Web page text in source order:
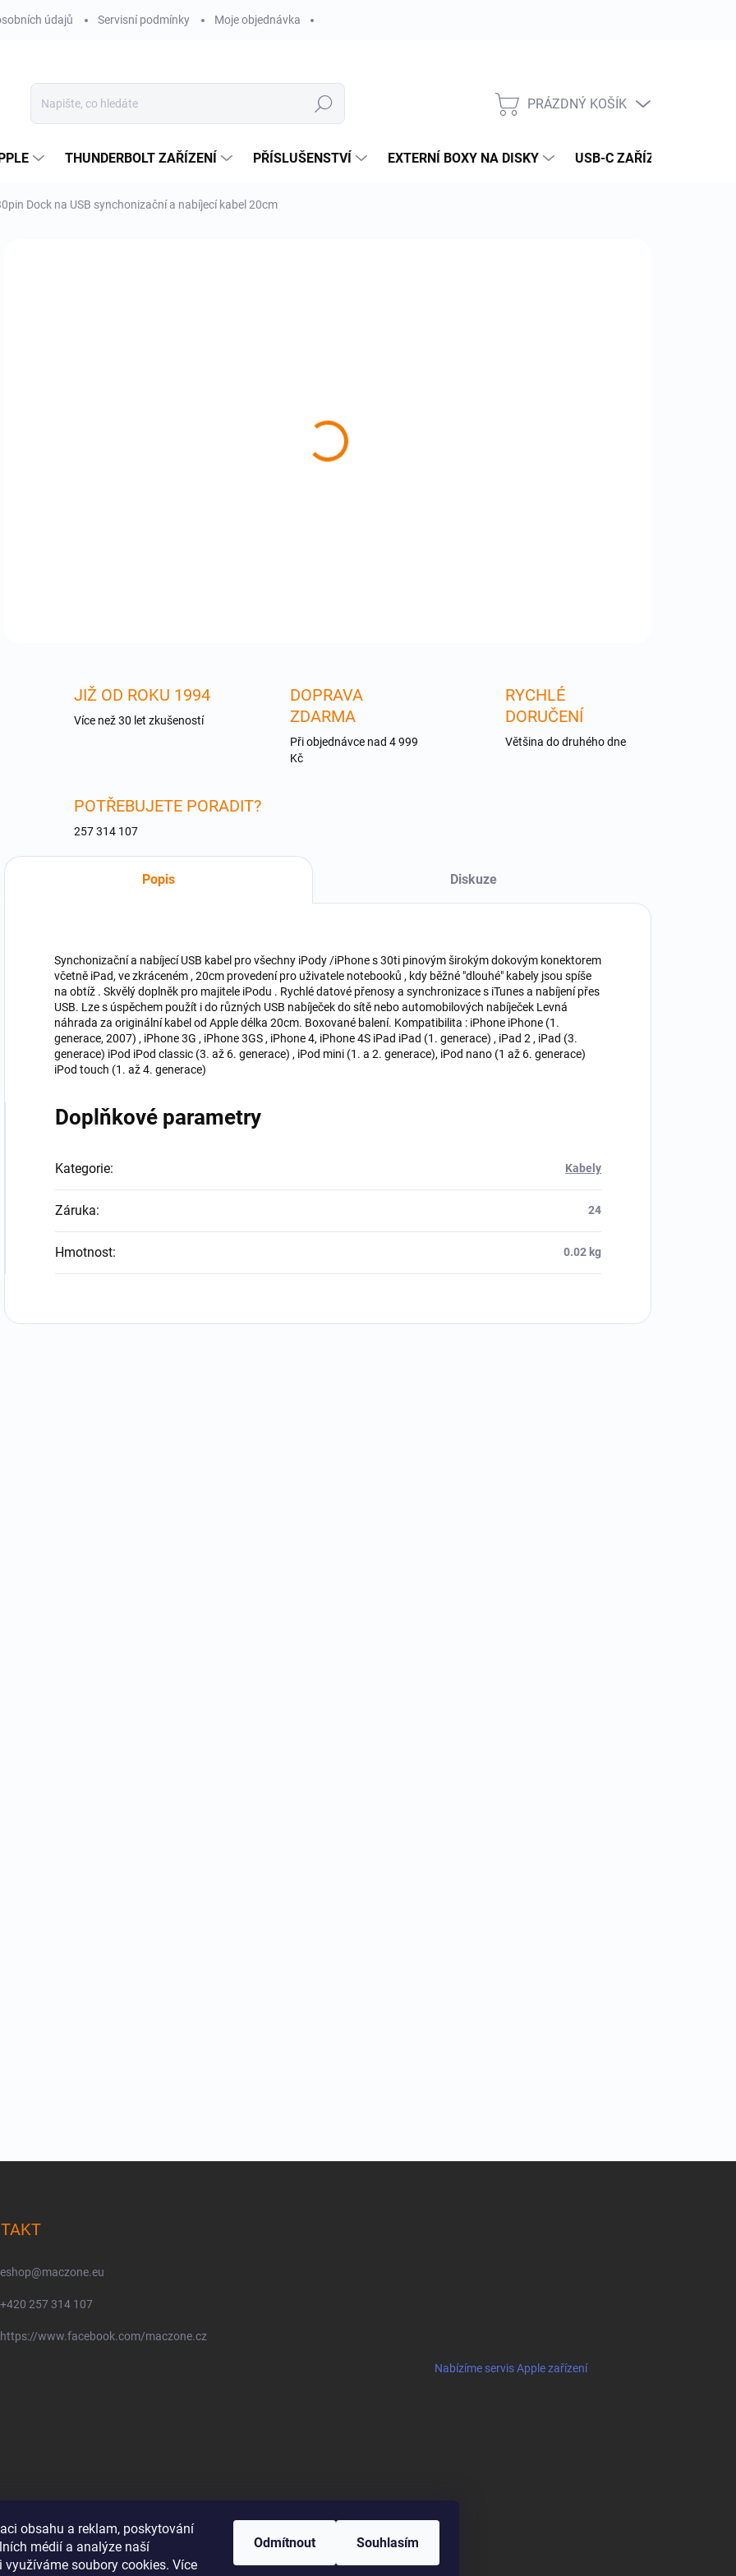
obsahu a reklam, poskytování
médií a analýze naší
využíváme soubory cookies. Více
Odmítnout Souhlasím
údajů Servisní podmínky Moje objednávka
Hledat
NÁKUPNÍ
PRÁZDNÝ KOŠÍK
THUNDERBOLT ZAŘÍZENÍ PŘÍSLUŠENSTVÍ EXTERNÍ BOXY NA DISKY USB-C ZAŘÍZENÍ
Dock na USB synchonizační a nabíjecí kabel 20cm
JIŽ OD ROKU 1994
Více než 30 let zkušeností
DOPRAVA
ZDARMA
Při objednávce nad 4 999
Kč
RYCHLÉ
DORUČENÍ
Většina do druhého dne
POTŘEBUJETE PORADIT?
257 314 107
Popis Diskuze
Synchonizační a nabíjecí USB kabel pro všechny iPody /iPhone s 30ti pinovým širokým dokovým konektorem
včetně iPad, ve zkráceném , 20cm provedení pro uživatele notebooků , kdy běžné "dlouhé" kabely jsou spíše
na obtíž . Skvělý doplněk pro majitele iPodu . Rychlé datové přenosy a synchronizace s iTunes a nabíjení přes
USB. Lze s úspěchem použít i do různých USB nabíječek do sítě nebo automobilových nabíječek Levná
náhrada za originální kabel od Apple délka 20cm. Boxované balení. Kompatibilita : iPhone iPhone (1.
generace, 2007) , iPhone 3G , iPhone 3GS , iPhone 4, iPhone 4S iPad iPad (1. generace) , iPad 2 , iPad (3.
generace) iPod iPod classic (3. až 6. generace) , iPod mini (1. a 2. generace), iPod nano (1 až 6. generace)
iPod touch (1. až 4. generace)
Doplňkové parametry
Kategorie: Kabely
Záruka: 24
Hmotnost: 0.02 kg
eshop@maczone.eu
+420 257 314 107
https://www.facebook.com/maczone.cz
Nabízíme servis Apple zařízení